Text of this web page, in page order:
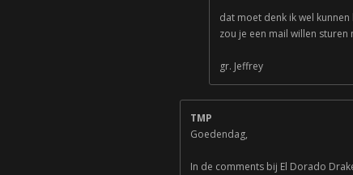
dat moet denk ik wel kunnen
zou je een mail willen
gr. Jeffrey
TMP
Goedendag,
In de comments bij El Dorado